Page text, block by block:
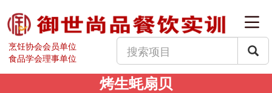
烹饪协会会员单位
食品学会理事单位
烤生蚝扇贝